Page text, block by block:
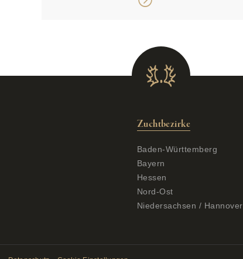
Zuchtbezirke
Baden-Württemberg
Bayern
Hessen
Nord-Ost
Niedersachsen / Hannover